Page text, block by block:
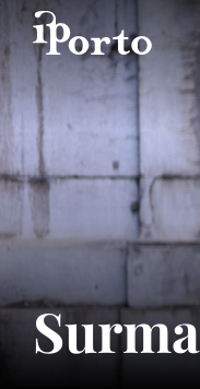
Saltar para o conteúdo